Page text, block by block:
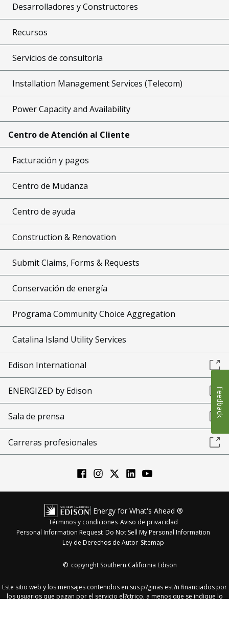
Desarrolladores y Constructores
Recursos
Servicios de consultoría
Installation Management Services (Telecom)
Power Capacity and Availability
Centro de Atención al Cliente
Facturación y pagos
Centro de Mudanza
Centro de ayuda
Construction & Renovation
Submit Claims, Forms & Requests
Conservación de energía
Programa Community Choice Aggregation
Catalina Island Utility Services
Edison International
ENERGIZED by Edison
Sala de prensa
Carreras profesionales
Energy for What's Ahead ®
Términos y condiciones Aviso de privacidad
Personal Information Request Do Not Sell My Personal Information
Ley de Derechos de Autor Sitemap
© copyright Southern California Edison
Este sitio web y los mensajes contenidos en sus p?ginas est?n financiados por
los usuarios que pagan por el servicio el?ctrico, a menos que se indique lo
Feedback